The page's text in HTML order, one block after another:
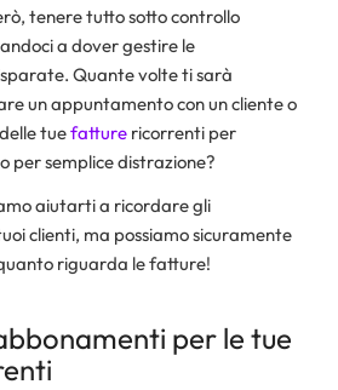
tenere tutto sotto controllo
a dover gestire le
Quante volte ti sarà
un appuntamento con un cliente o
tuefatturericorrenti per
per semplice distrazione?
aiutarti a ricordare gli
clienti, ma possiamo sicuramente
riguarda le fatture!
per le tue